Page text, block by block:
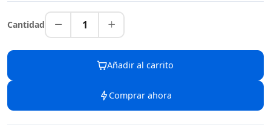
Cantidad 1
Añadir al carrito
Comprar ahora